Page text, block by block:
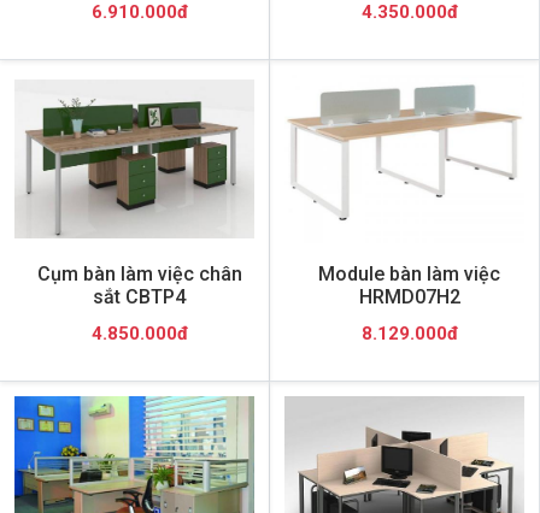
6.910.000đ 4.350.000đ
Cụm bàn làm việc chân
sắt CBTP4
4.850.000đ
Module bàn làm việc
HRMD07H2
8.129.000đ